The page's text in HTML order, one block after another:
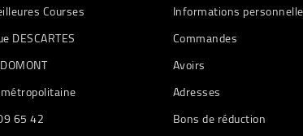
Courses
DESCARTES
65 42
Informations
Commandes
Avoirs
Adresses
Bons de réduction